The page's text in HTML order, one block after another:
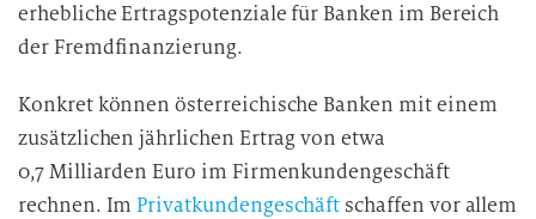
erhebliche Ertragspotenziale für Banken im Bereich
der Fremdfinanzierung.
Konkret können österreichische Banken mit einem
zusätzlichen jährlichen Ertrag von etwa
0,7 Milliarden Euro im Firmenkundengeschäft
rechnen. ImPrivatkundengeschäft schaffen vor allem